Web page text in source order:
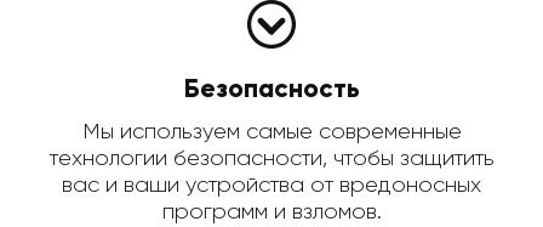
Безопасность
Мы используем самые современные
технологии безопасности, чтобы защитить
вас и ваши устройства от вредоносных
программ и взломов.